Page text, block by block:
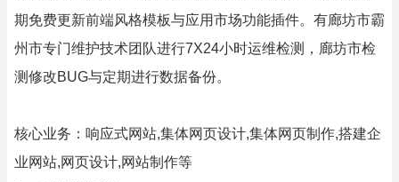
期免费更新前端风格模板与应用市场功能插件。有廊坊市霸
州市专门维护技术团队进行7X24小时运维检测，廊坊市检
测修改BUG与定期进行数据备份。
核心业务：响应式网站,集体网页设计,集体网页制作,搭建企
业网站,网页设计,网站制作等